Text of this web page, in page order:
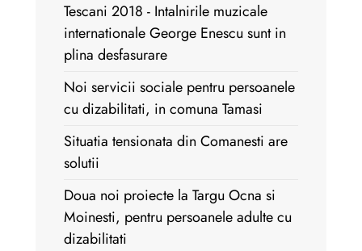
Tescani 2018 - Intalnirile muzicale
internationale George Enescu sunt in
plina desfasurare
Noi servicii sociale pentru persoanele
cu dizabilitati, in comuna Tamasi
Situatia tensionata din Comanesti are
solutii
Doua noi proiecte la Targu Ocna si
Moinesti, pentru persoanele adulte cu
dizabilitati